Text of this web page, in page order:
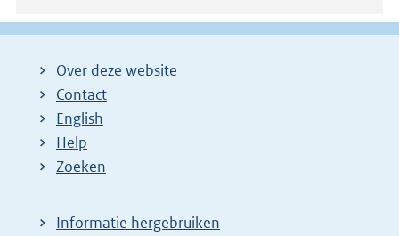
Over deze website
Contact
English
Help
Zoeken
Informatie hergebruiken